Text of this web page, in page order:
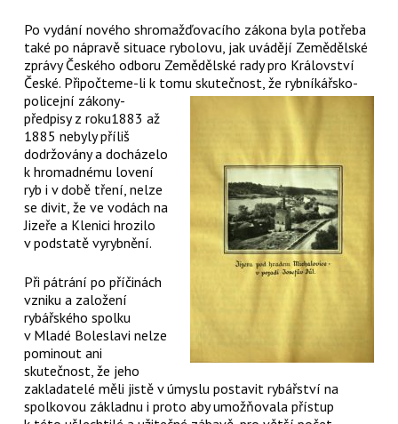
Po vydání nového shromažďovacího zákona byla potřeba
také po nápravě situace rybolovu, jak uvádějí Zemědělské
zprávy Českého odboru Zemědělské rady pro Království
České. Připočteme-li k tomu skutečnost, že rybníkářsko-
policejní zákony-
předpisy z roku1883 až
1885 nebyly příliš
dodržovány a docházelo
k hromadnému lovení
ryb i v době tření, nelze
se divit, že ve vodách na
Jizeře a Klenici hrozilo
v podstatě vyrybnění.
Při pátrání po příčinách
vzniku a založení
rybářského spolku
v Mladé Boleslavi nelze
pominout ani
skutečnost, že jeho
zakladatelé měli jistě v úmyslu postavit rybářství na
spolkovou základnu i proto aby umožňovala přístup